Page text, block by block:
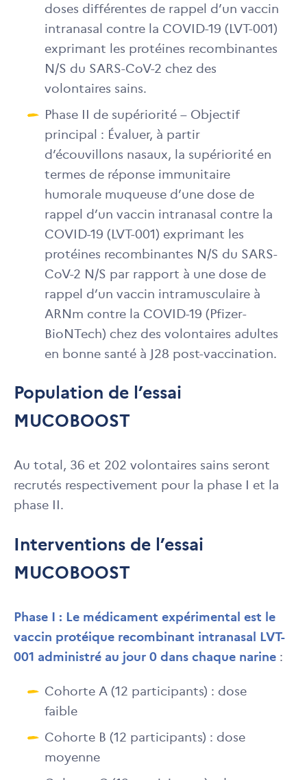
doses différentes de rappel d’un vaccin
intranasal contre la COVID-19 (LVT-001)
exprimant les protéines recombinantes
N/S du SARS-CoV-2 chez des
volontaires sains.
Phase II de supériorité – Objectif
principal : Évaluer, à partir
d’écouvillons nasaux, la supériorité en
termes de réponse immunitaire
humorale muqueuse d’une dose de
rappel d’un vaccin intranasal contre la
COVID-19 (LVT-001) exprimant les
protéines recombinantes N/S du SARS-
CoV-2 N/S par rapport à une dose de
rappel d’un vaccin intramusculaire à
ARNm contre la COVID-19 (Pfizer-
BioNTech) chez des volontaires adultes
en bonne santé à J28 post-vaccination.
Population de l’essai
MUCOBOOST
Au total, 36 et 202 volontaires sains seront
recrutés respectivement pour la phase I et la
phase II.
Interventions de l’essai
MUCOBOOST
Phase I : Le médicament expérimental est le
vaccin protéique recombinant intranasal LVT-
001 administré au jour 0 dans chaque narine :
Cohorte A (12 participants) : dose
faible
Cohorte B (12 participants) : dose
moyenne